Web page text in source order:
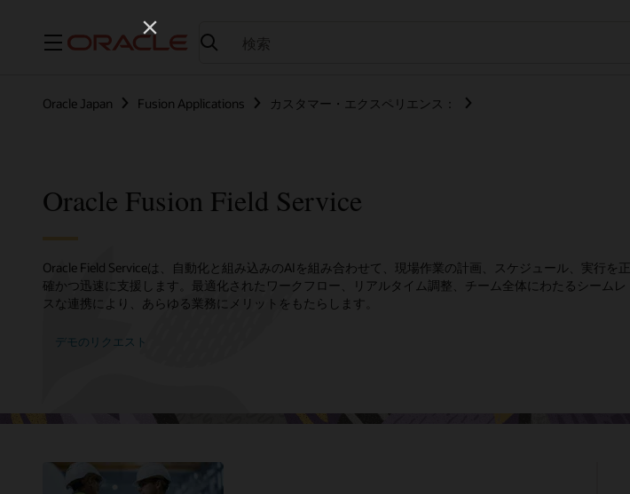
メニュー
Oracle Japan Fusion Applications カスタマー・エクスペリエンス：
Oracle Fusion Field Service
Oracle Field Serviceは、自動化と組み込みのAIを組み合わせて、現場作業の計画、スケジュール、実行を正
確かつ迅速に支援します。最適化されたワークフロー、リアルタイム調整、チーム全体にわたるシームレ
スな連携により、あらゆる業務にメリットをもたらします。
デモのリクエスト